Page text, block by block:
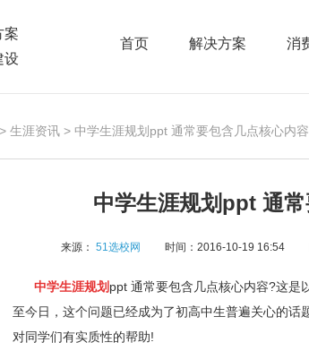
案
设
首页 解决方案 消
> 生涯资讯 > 中学生涯规划ppt 通常要包含几点核心内
中学生涯规划ppt 通
来源： 51选校网 时间：2016-10-19 16:54
中学生涯规划 ppt 通常要包含几点核心内容?这是
至今日，这个问题已经成为了初高中生普遍关心的话
对同学们有实质性的帮助!